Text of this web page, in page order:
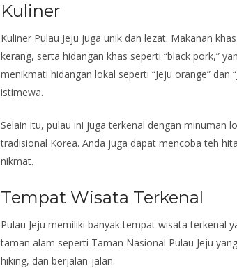
Kuliner
Kuliner Pulau Jeju juga unik dan lezat. Makanan
kerang, serta hidangan khas seperti “black pork,”
menikmati hidangan lokal seperti “Jeju orange” dan
istimewa.
Selain itu, pulau ini juga terkenal dengan minuman
tradisional Korea. Anda juga dapat mencoba teh
nikmat.
Tempat Wisata Terkenal
Pulau Jeju memiliki banyak tempat wisata terkenal
taman alam seperti Taman Nasional Pulau Jeju
hiking, dan berjalan-jalan.